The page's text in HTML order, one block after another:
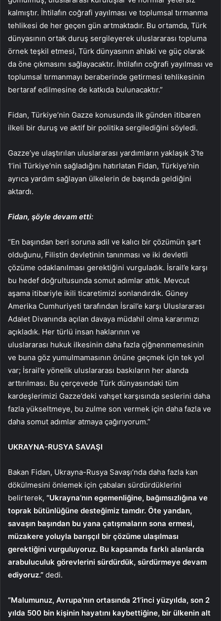
kalmıştır. İhtilafın coğrafi yayılması ve toplumsal tırmanma
tehlikesi de her geçen gün artmaktadır. Bu ortamda, Türk
dünyasının ortak duruş sergileyerek uluslararası topluma
örnek teşkil etmesi, Türk dünyasının ahlaki ve güç olarak
da öne çıkmasını sağlayacaktır. İhtilafın coğrafi yayılması ve
toplumsal tırmanmayı beraberinde getirmesi tehlikesinin
bertaraf edilmesine de katkıda bulunacaktır.”
Fidan, Türkiye’nin Gazze konusunda ilk günden itibaren
ilkeli bir duruş ve aktif bir politika sergilediğini söyledi.
Gazze’ye ulaştırılan uluslararası yardımların yaklaşık 3’te
1’ini Türkiye’nin sağladığını hatırlatan Fidan, Türkiye’nin
ayrıca yardım sağlayan ülkelerin de başında geldiğini
aktardı.
Fidan, şöyle devam etti:
“En başından beri soruna adil ve kalıcı bir çözümün şart
olduğunu, Filistin devletinin tanınması ve iki devletli
çözüme odaklanılması gerektiğini vurguladık. İsrail’e karşı
bu hedef doğrultusunda somut adımlar attık. Mevcut
aşama itibariyle ikili ticaretimizi sonlandırdık. Güney
Amerika Cumhuriyeti tarafından İsrail’e karşı Uluslararası
Adalet Divanında açılan davaya müdahil olma kararımızı
açıkladık. Her türlü insan haklarının ve
uluslararası hukuk ilkesinin daha fazla çiğnenmemesinin
ve buna göz yumulmamasının önüne geçmek için tek yol
var; İsrail’e yönelik uluslararası baskıların her alanda
arttırılması. Bu çerçevede Türk dünyasındaki tüm
kardeşlerimizi Gazze’deki vahşet karşısında seslerini daha
fazla yükseltmeye, bu zulme son vermek için daha fazla ve
daha somut adımlar atmaya çağırıyorum.”
UKRAYNA-RUSYA SAVAŞI
Bakan Fidan, Ukrayna-Rusya Savaşı’nda daha fazla kan
dökülmesini önlemek için çabaları sürdürdüklerini
belirterek, “Ukrayna’nın egemenliğine, bağımsızlığına ve
toprak bütünlüğüne desteğimiz tamdır. Öte yandan,
savaşın başından bu yana çatışmaların sona ermesi,
müzakere yoluyla barışçıl bir çözüme ulaşılması
gerektiğini vurguluyoruz. Bu kapsamda farklı alanlarda
arabuluculuk görevlerini sürdürdük, sürdürmeye devam
ediyoruz.” dedi.
“Malumunuz, Avrupa’nın ortasında 21’inci yüzyılda, son 2
yılda 500 bin kişinin hayatını kaybettiğine, bir ülkenin alt